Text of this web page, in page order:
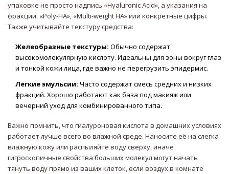
упаковке не просто надпись «Hyaluronic Acid», а указания на
фракции: «Poly-HA», «Multi-weight HA» или конкретные цифры.
Также учитывайте текстуру средства:
Желеобразные текстуры: Обычно содержат
высокомолекулярную кислоту. Идеальны для зоны вокруг глаз
и тонкой кожи лица, где важно не перегрузить эпидермис.
Легкие эмульсии: Часто содержат смесь средних и низких
фракций. Хорошо работают как база под макияж или
вечерний уход для комбинированного типа.
Важно помнить, что гиалуроновая кислота в домашних условиях
работает лучше всего во влажной среде. Наносите её на слегка
влажную кожу или распыляйте воду сверху, иначе
гигроскопичные свойства больших молекул могут начать
тянуть воду прямо из ваших клеток, если воздух в комнате